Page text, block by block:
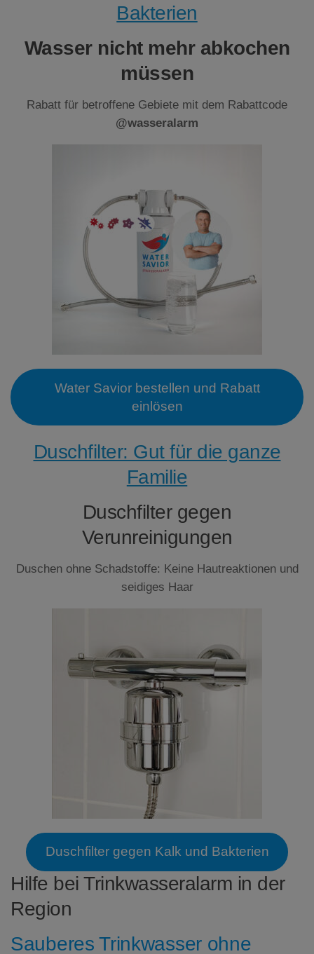
Bakterien
Wasser nicht mehr abkochen
müssen
Rabatt für betroffene Gebiete mit dem Rabattcode
@wasseralarm
Water Savior bestellen und Rabatt
einlösen
Duschfilter: Gut für die ganze
Familie
Duschfilter gegen
Verunreinigungen
Duschen ohne Schadstoffe: Keine Hautreaktionen und
seidiges Haar
Duschfilter gegen Kalk und Bakterien
Hilfe bei Trinkwasseralarm in der
Region
Sauberes Trinkwasser ohne